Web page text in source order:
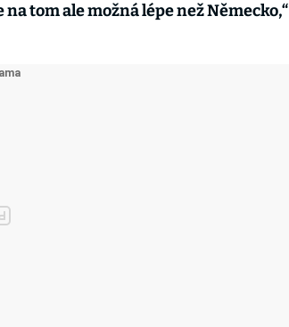
tom ale možná lépe než Německo,“